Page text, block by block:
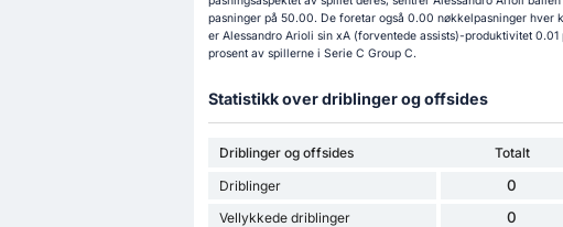
pasninger på 50.00. De foretar også 0.00 nøkkelpasninger hver
er Alessandro Arioli sin xA (forventede assists)-produktivitet
prosent av spillerne i Serie C Group C.
Statistikk over driblinger og offsides
Driblinger og offsides Totalt
Driblinger
0
Vellykkede driblinger 0